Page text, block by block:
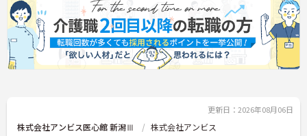
更新日：2026年08月06日
株式会社アンビス医心館 新潟Ⅲ 株式会社アンビス